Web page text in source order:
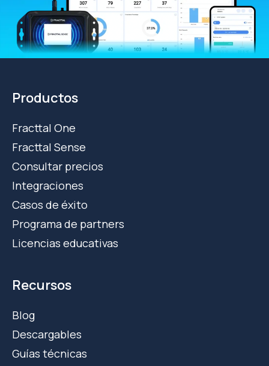
Productos
Fracttal One
Fracttal Sense
Consultar precios
Integraciones
Casos de éxito
Programa de partners
Licencias educativas
Recursos
Blog
Descargables
Guías técnicas